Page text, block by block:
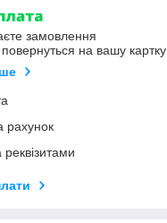
замовлення
на вашу картку
рахунок